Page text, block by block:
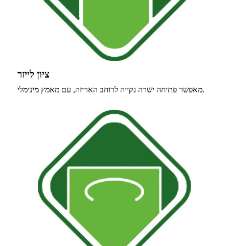
ציון לייזר
מאפשר פתיחה ישרה נקייה לרוחב האריזה, עם מאמץ מינימלי.